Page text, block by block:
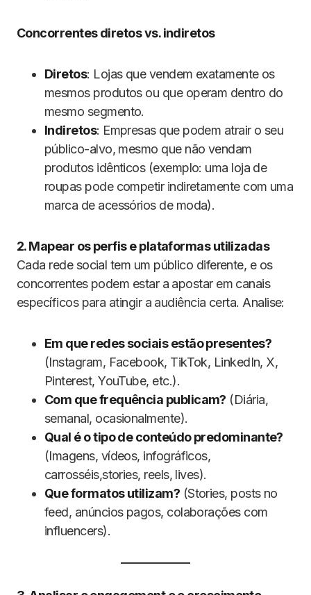
Concorrentes diretos vs. indiretos
Diretos: Lojas que vendem exatamente os
mesmos produtos ou que operam dentro do
mesmo segmento.
Indiretos: Empresas que podem atrair o seu
público-alvo, mesmo que não vendam
produtos idênticos (exemplo: uma loja de
roupas pode competir indiretamente com uma
marca de acessórios de moda).
2. Mapear os perfis e plataformas utilizadas
Cada rede social tem um público diferente, e os
concorrentes podem estar a apostar em canais
específicos para atingir a audiência certa. Analise:
Em que redes sociais estão presentes?
(Instagram, Facebook, TikTok, LinkedIn, X,
Pinterest, YouTube, etc.).
Com que frequência publicam? (Diária,
semanal, ocasionalmente).
Qual é o tipo de conteúdo predominante?
(Imagens, vídeos, infográficos,
carrosséis,stories, reels, lives).
Que formatos utilizam? (Stories, posts no
feed, anúncios pagos, colaborações com
influencers).